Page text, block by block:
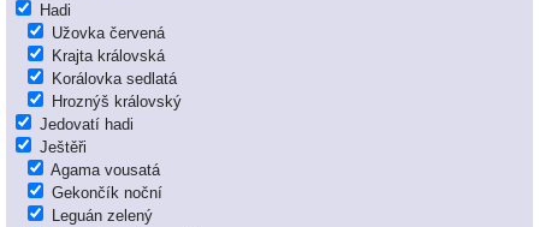
Hadi
Užovka červená
Krajta královská
Korálovka sedlatá
Hroznýš královský
Jedovatí hadi
Ještěři
Agama vousatá
Gekončík noční
Leguán zelený